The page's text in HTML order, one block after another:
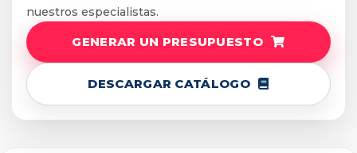
nuestros especialistas.
GENERAR UN PRESUPUESTO
DESCARGAR CATÁLOGO